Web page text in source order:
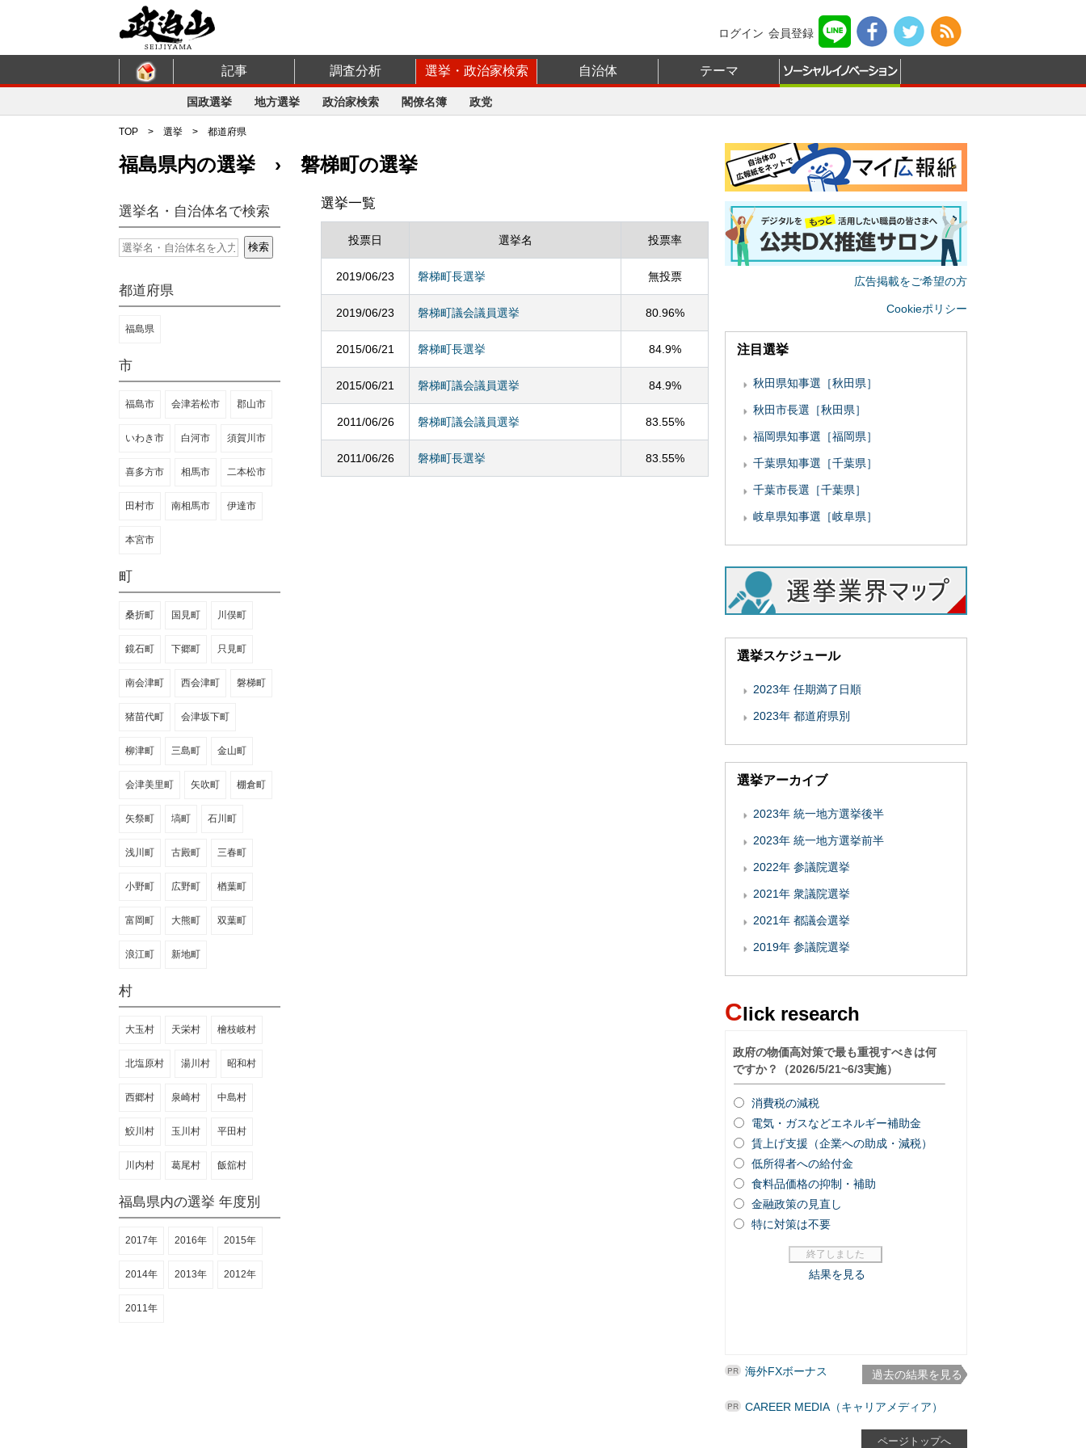
ログイン 会員登録
記事 調査分析 選挙・政治家検索 自治体 テーマ
国政選挙 地方選挙 政治家検索 閣僚名簿 政党
TOP > 選挙 > 都道府県
福島県内の選挙 › 磐梯町の選挙
選挙名・自治体名で検索
都道府県
福島県
市
福島市 会津若松市 郡山市
いわき市 白河市 須賀川市
喜多方市 相馬市 二本松市
田村市 南相馬市 伊達市
本宮市
町
桑折町 国見町 川俣町
鏡石町 下郷町 只見町
南会津町 西会津町 磐梯町
猪苗代町 会津坂下町
柳津町 三島町 金山町
会津美里町 矢吹町 棚倉町
矢祭町 塙町 石川町
浅川町 古殿町 三春町
小野町 広野町 楢葉町
富岡町 大熊町 双葉町
浪江町 新地町
村
大玉村 天栄村 檜枝岐村
北塩原村 湯川村 昭和村
西郷村 泉崎村 中島村
鮫川村 玉川村 平田村
川内村 葛尾村 飯舘村
福島県内の選挙 年度別
2017年 2016年 2015年
2014年 2013年 2012年
2011年
選挙一覧
投票日 選挙名 投票率
2019/06/23 磐梯町長選挙 無投票
2019/06/23 磐梯町議会議員選挙 80.96%
2015/06/21 磐梯町長選挙 84.9%
2015/06/21 磐梯町議会議員選挙 84.9%
2011/06/26 磐梯町議会議員選挙 83.55%
2011/06/26 磐梯町長選挙 83.55%
広告掲載をご希望の方
Cookieポリシー
注目選挙
秋田県知事選［秋田県］
秋田市長選［秋田県］
福岡県知事選［福岡県］
千葉県知事選［千葉県］
千葉市長選［千葉県］
岐阜県知事選［岐阜県］
選挙スケジュール
2023年 任期満了日順
2023年 都道府県別
選挙アーカイブ
2023年 統一地方選挙後半
2023年 統一地方選挙前半
2022年 参議院選挙
2021年 衆議院選挙
2021年 都議会選挙
2019年 参議院選挙
Click research
過去の結果を見る
海外FXボーナス
CAREER MEDIA（キャリアメディア）
ページトップへ